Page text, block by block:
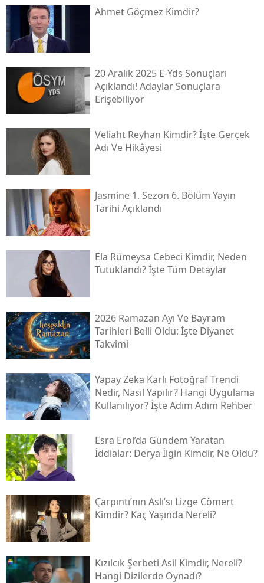
Ahmet Göçmez Kimdir?
20 Aralık 2025 E-Yds Sonuçları
Açıklandı! Adaylar Sonuçlara
Erişebiliyor
Veliaht Reyhan Kimdir? İşte Gerçek
Adı Ve Hikâyesi
Jasmine 1. Sezon 6. Bölüm Yayın
Tarihi Açıklandı
Ela Rümeysa Cebeci Kimdir, Neden
Tutuklandı? İşte Tüm Detaylar
2026 Ramazan Ayı Ve Bayram
Tarihleri Belli Oldu: İşte Diyanet
Takvimi
Yapay Zeka Karlı Fotoğraf Trendi
Nedir, Nasıl Yapılır? Hangi Uygulama
Kullanılıyor? İşte Adım Adım Rehber
Esra Erol’da Gündem Yaratan
İddialar: Derya İlgin Kimdir, Ne Oldu?
Çarpıntı’nın Aslı’sı Lizge Cömert
Kimdir? Kaç Yaşında Nereli?
Kızılcık Şerbeti Asil Kimdir, Nereli?
Hangi Dizilerde Oynadı?